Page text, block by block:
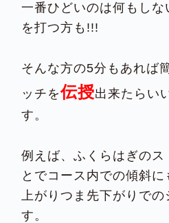
一番ひどいのは何もしな
を打つ方も!!!
そんな方の5分もあれば
ッチを伝授出来たらい
す。
例えば、ふくらはぎのス
とでコース内での傾斜
上がりつま先下がりでの
す。